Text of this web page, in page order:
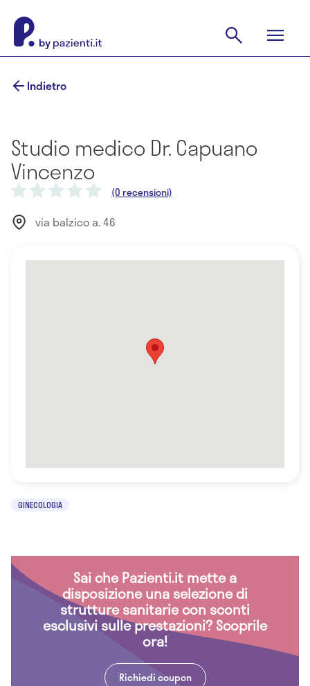
Indietro
Studio medico Dr. Capuano
Vincenzo
(0 recensioni)
via balzico a. 46
GINECOLOGIA
Sai che Pazienti.it mette a
disposizione una selezione di
strutture sanitarie con sconti
esclusivi sulle prestazioni? Scoprile
ora!
Richiedi coupon